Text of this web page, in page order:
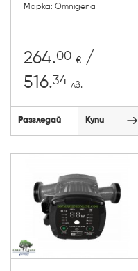
Марка: Omnigena
264.00 € /
516.34 лв.
Разгледай Купи